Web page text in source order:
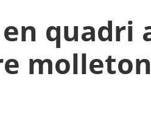
quadri
molleton